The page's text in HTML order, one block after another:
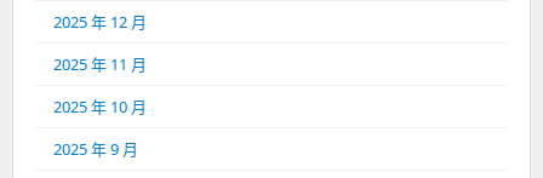
2025 年 12 月
2025 年 11 月
2025 年 10 月
2025 年 9 月